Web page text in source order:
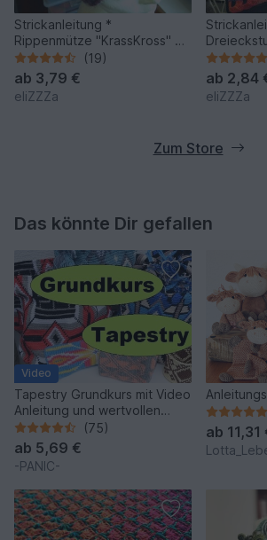
Strickanleitung *
Rippenmütze "KrassKross" mit
Mützenrechner für alle
Größen
(19)
ab 3,79 €
eliZZZa
Circus”
ab 2,84
eliZZZa
Zum Store
Das könnte Dir gefallen
Video
Tapestry Grundkurs mit Video
Anleitung und wertvollen
Tipps
(75)
ab 5,69 €
-PANIC-
ab 11,31